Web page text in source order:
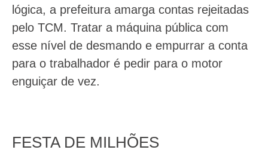
lógica, a prefeitura amarga contas rejeitadas
pelo TCM. Tratar a máquina pública com
esse nível de desmando e empurrar a conta
para o trabalhador é pedir para o motor
enguiçar de vez.
FESTA DE MILHÕES